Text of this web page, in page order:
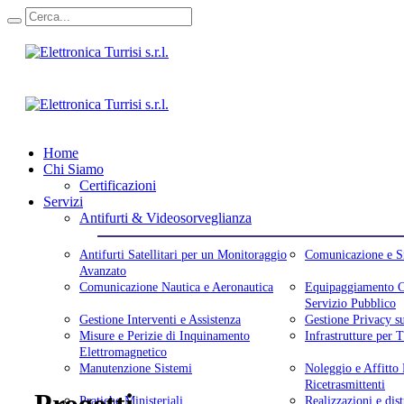
Home
Chi Siamo
Certificazioni
Servizi
Antifurti & Videosorveglianza
Antifurti Satellitari per un Monitoraggio
Avanzato
Comunicazione e
Comunicazione Nautica e Aeronautica
Equipaggiamento
Servizio Pubblico
Gestione Interventi e Assistenza
Gestione Privacy
Misure e Perizie di Inquinamento
Elettromagnetico
Infrastrutture per
Manutenzione Sistemi
Noleggio e Affitto
Ricetrasmittenti
Pratiche Ministeriali
Realizzazioni e